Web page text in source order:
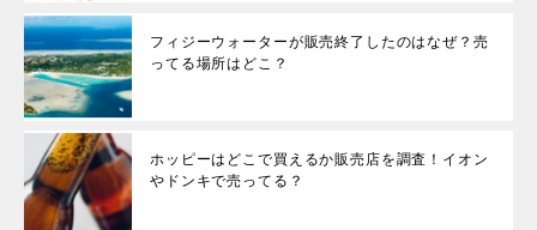
フィジーウォーターが販売終了したのはなぜ？売
ってる場所はどこ？
ホッピーはどこで買えるか販売店を調査！イオン
やドンキで売ってる？